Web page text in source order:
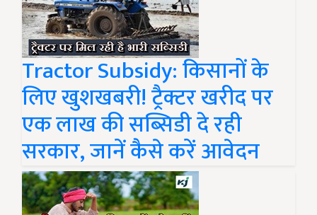
Tractor Subsidy: किसानों के
लिए खुशखबरी! ट्रैक्टर खरीद पर
एक लाख की सब्सिडी दे रही
सरकार, जानें कैसे करें आवेदन